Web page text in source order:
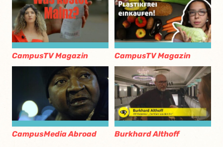
CampusTV Magazin CampusTV Magazin
CampusMedia Abroad Burkhard Althoff